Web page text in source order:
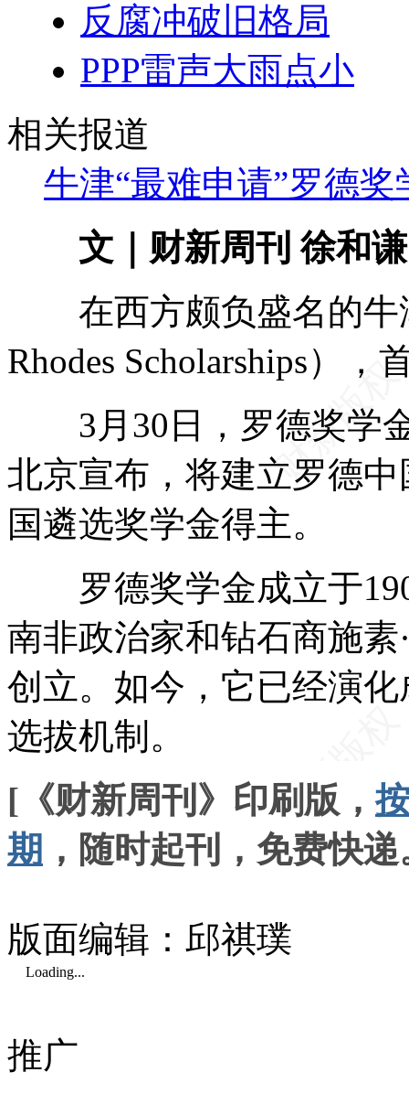
反腐冲破旧格局
PPP雷声大雨点小
相关报道
牛津“最难申请”罗德
文｜财新周刊 徐和谦
在西方颇负盛名的牛
Rhodes Scholarships）
3月30日，罗德奖学
北京宣布，将建立罗德
国遴选奖学金得主。
罗德奖学金成立于
南非政治家和钻石商施素
创立。如今，它已经演
选拔机制。
[《财新周刊》印刷版，
期 ，随时起刊，免费快
版面编辑：邱祺璞
Loading...
推广